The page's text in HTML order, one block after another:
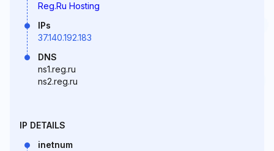
Reg.Ru Hosting
IPs
37.140.192.183
DNS
ns1.reg.ru
ns2.reg.ru
IP DETAILS
inetnum